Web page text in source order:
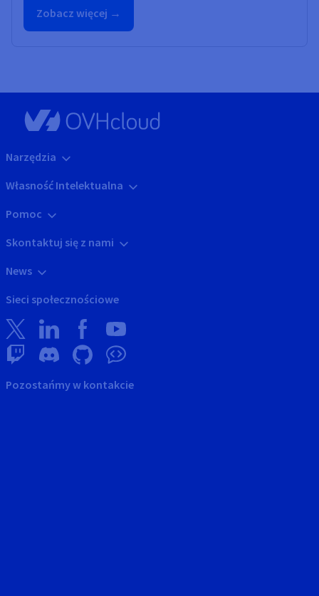
Zobacz więcej →
Narzędzia
Własność Intelektualna
Pomoc
Skontaktuj się z nami
News
Sieci społecznościowe
Pozostańmy w kontakcie